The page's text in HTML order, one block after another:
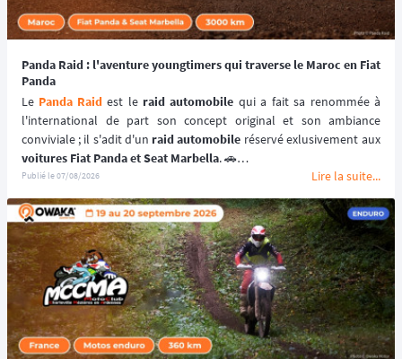
Panda Raid : l'aventure youngtimers qui traverse le Maroc en Fiat
Panda
Le Panda Raid est le raid automobile qui a fait sa renommée à
l'international de part son concept original et son ambiance
conviviale ; il s'adit d'un raid automobile
voitures Fiat Panda et Seat Marbella. 🚗
Une véritable aventure offroad qui se déroule au coeur du désert
marocain à bord de véhicules youngtimers. 🚘🌵
📆 Prochaines dates : du 3 au 10 avril 2027.
Publié le07/08/2026 Lire la suite...